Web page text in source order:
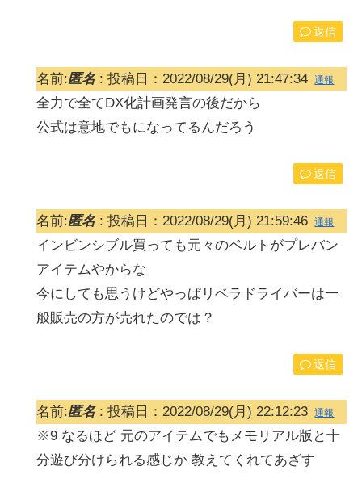
返信
名前:匿名: 投稿日：2022/08/29(月) 21:47:34 通報
全力で全てDX化計画発言の後だから
公式は意地でもになってるんだろう
返信
名前:匿名: 投稿日：2022/08/29(月) 21:59:46 通報
インビンシブル買っても元々のベルトがプレバン
アイテムやからな
今にしても思うけどやっぱリベラドライバーは一
般販売の方が売れたのでは？
返信
名前:匿名: 投稿日：2022/08/29(月) 22:12:23 通報
※9 なるほど 元のアイテムでもメモリアル版と十
分遊び分けられる感じか 教えてくれてあざす